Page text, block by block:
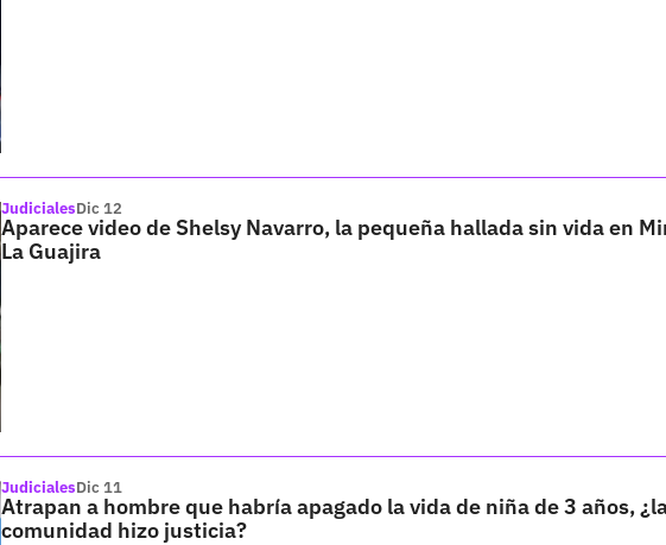
JudicialesDic 12
Aparece video de Shelsy Navarro, la pequeña hallada sin vida en
La Guajira
JudicialesDic 11
Atrapan a hombre que habría apagado la vida de niña de 3 años,
comunidad hizo justicia?